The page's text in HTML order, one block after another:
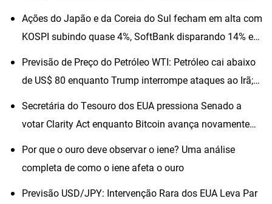
Ações do Japão e da Coreia do Sul fecham em alta com
KOSPI subindo quase 4%, SoftBank disparando 14% e
Previsão de Preço do Petróleo WTI: Petróleo cai abaixo
de US$ 80 enquanto Trump interrompe ataques ao Irã;
Secretária do Tesouro dos EUA pressiona Senado a
votar Clarity Act enquanto Bitcoin avança novamente
Por que o ouro deve observar o iene? Uma análise
completa de como o iene afeta o ouro
Previsão USD/JPY: Intervenção Rara dos EUA Leva Par